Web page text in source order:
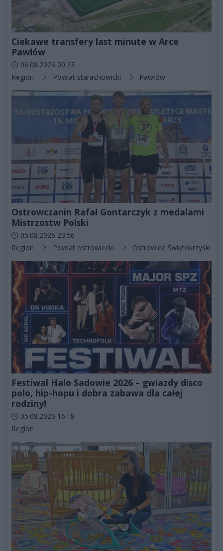
Ciekawe transfery last minute w Arce
Pawłów
Data dodania artykułu:
06.08.2026 00:23
Kategorie artykułu:
Region Powiat starachowicki Pawłów
Ostrowczanin Rafał Gontarczyk z medalami
Mistrzostw Polski
Data dodania artykułu:
05.08.2026 23:56
Kategorie artykułu:
Region Powiat ostrowiecki Ostrowiec Świętokrzyski
Festiwal Halo Sadowie 2026 – gwiazdy disco
polo, hip-hopu i dobra zabawa dla całej
rodziny!
Data dodania artykułu:
05.08.2026 16:18
Kategorie artykułu:
Region